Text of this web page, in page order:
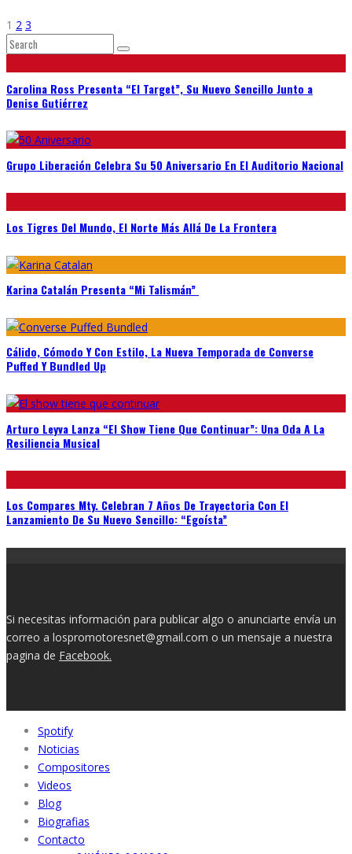
1 2 3
Carolina Ross Presenta “El Target”, Su Nuevo Sencillo Junto a
Denise Gutiérrez
Grupo Liberación Celebra Su 50 Aniversario En El Auditorio Nacional
Los Tigres Del Mundo, El Norte Más Allá De La Frontera
Karina Catalán Presenta “Mi Talismán”
Cálido, Cómodo Y Con Estilo, La Nueva Temporada de Converse
Puffed Y Bundled Up
Arturo Leyva Lanza “El Show Tiene Que Continuar”: Una Oda A La
Resiliencia Musical
Los Compares Mty. Celebran 7 Años De Trayectoria Con El
Lanzamiento De Su Nuevo Sencillo: “Egoísta”
Si necesitas información para publicar algo o anunciarte envía un
correo a lospromotoresnet@gmail.com o un mensaje a nuestra
pagina de Facebook.
Spotify
Noticias
Compositores
Videos
Blog
Biografias
Contacto